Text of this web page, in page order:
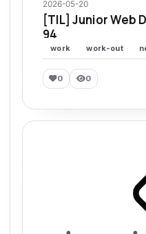
2026-05-20
[TIL] Junior Web
94
work work-out
0 0